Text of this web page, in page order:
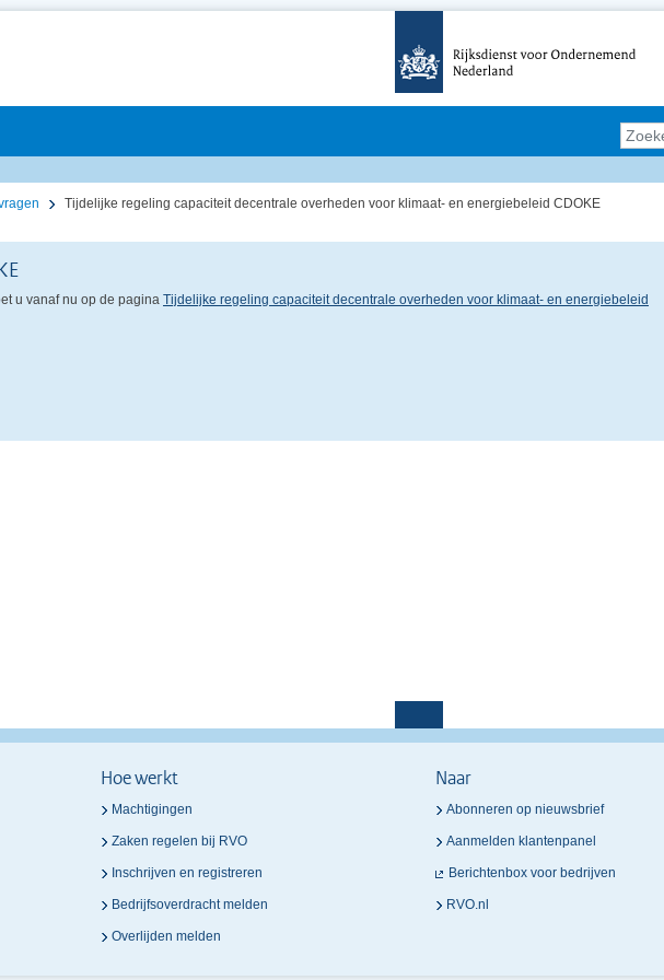
Tijdelijke regeling capaciteit decentrale overheden voor klimaat- en energiebeleid CDOKE
u vanaf nu op de pagina Tijdelijke regeling capaciteit decentrale overheden voor klimaat- en energiebeleid
Hoe werkt
Machtigingen
Zaken regelen bij RVO
Inschrijven en registreren
Bedrijfsoverdracht melden
Overlijden melden
Naar
Abonneren op nieuwsbrief
Aanmelden klantenpanel
Berichtenbox voor bedrijven
RVO.nl